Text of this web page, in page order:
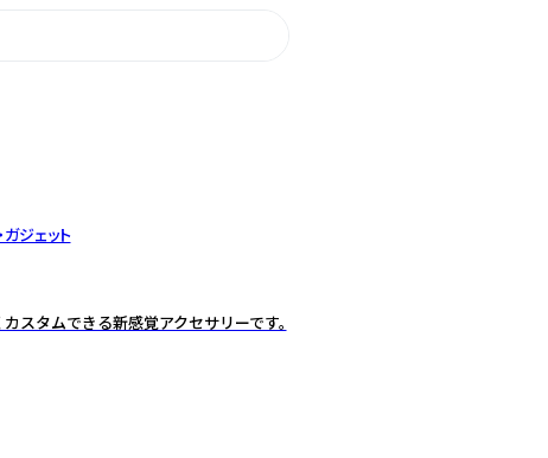
ジェット
スタムできる新感覚アクセサリーです。